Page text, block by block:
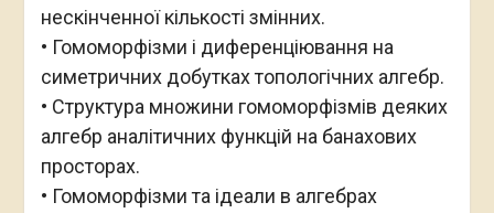
нескінченної кількості змінних.
• Гомоморфізми і диференціювання на
симетричних добутках топологічних алгебр.
• Структура множини гомоморфізмів деяких
алгебр аналітичних функцій на банахових
просторах.
• Гомоморфізми та ідеали в алгебрах